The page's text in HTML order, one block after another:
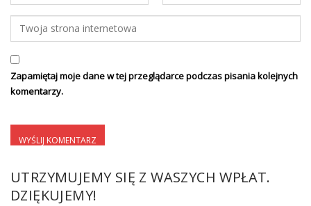
Zapamiętaj moje dane w tej przeglądarce podczas pisania kolejnych
komentarzy.
UTRZYMUJEMY SIĘ Z WASZYCH WPŁAT.
DZIĘKUJEMY!